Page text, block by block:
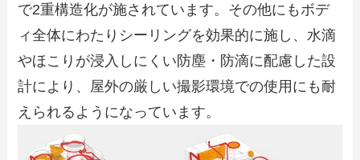
で2重構造化が施されています。その他にもボデ
ィ全体にわたりシーリングを効果的に施し、水滴
やほこりが浸入しにくい防塵・防滴に配慮した設
計により、屋外の厳しい撮影環境での使用にも耐
えられるようになっています。